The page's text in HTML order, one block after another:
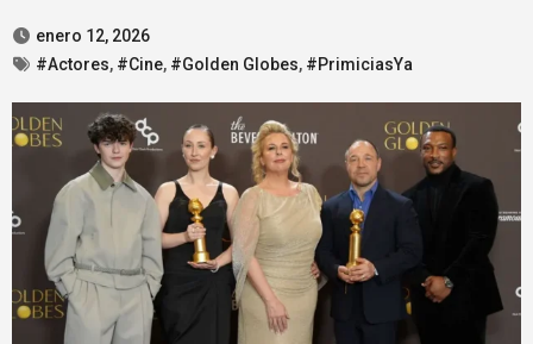
enero 12, 2026
#Actores, #Cine, #Golden Globes, #PrimiciasYa